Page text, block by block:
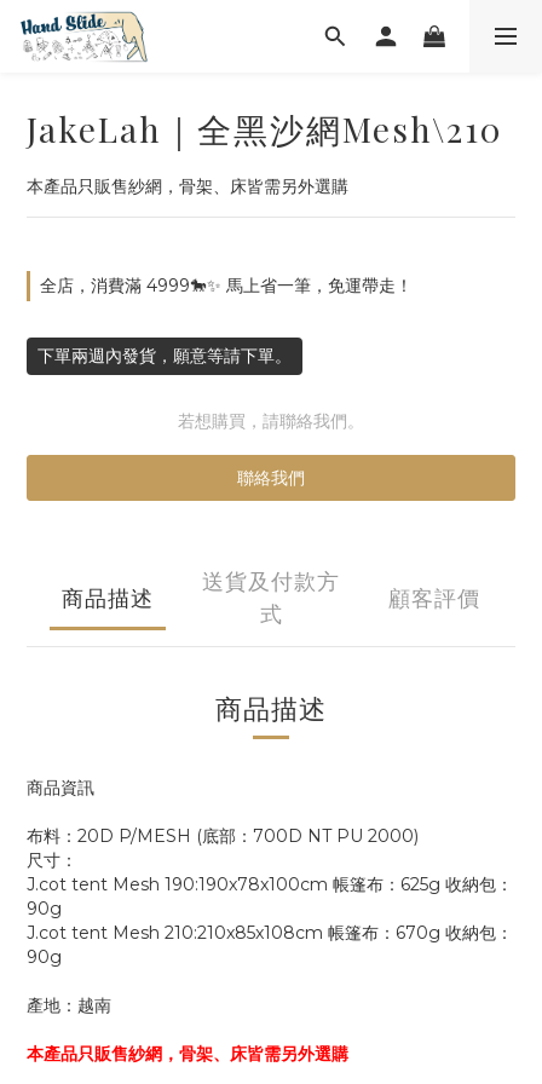
JakeLah｜全黑沙網Mesh\210
本產品只販售紗網，骨架、床皆需另外選購
全店，消費滿 4999🐎✨ 馬上省一筆，免運帶走！
下單兩週內發貨，願意等請下單。
若想購買，請聯絡我們。
聯絡我們
商品描述
送貨及付款方
式
顧客評價
商品描述
商品資訊
布料：20D P/MESH (底部：700D NT PU 2000)
尺寸：
J.cot tent Mesh 190:190x78x100cm 帳篷布：625g 收納包：
90g
J.cot tent Mesh 210:210x85x108cm 帳篷布：670g 收納包：
90g
產地：越南
本產品只販售紗網，骨架、床皆需另外選購